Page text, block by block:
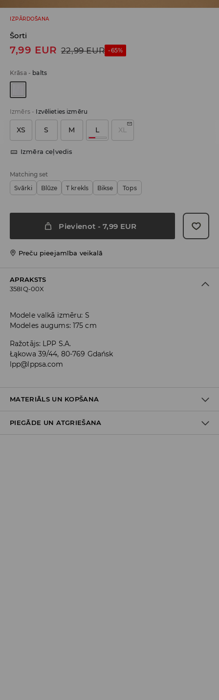
IZPĀRDOŠANA
Šorti
7,99 EUR 22,99 EUR -65%
Krāsa - balts
Izmērs- Izvēlieties izmēru
XS S M L XL
Izmēra ceļvedis
Matching set
Svārki
Blūze T krekls Bikse Tops
Pievienot -7,99 EUR
Preču pieejamība veikalā
APRAKSTS
358IQ-00X
Modele valkā izmēru: S
Modeles augums: 175 cm
Ražotājs: LPP S.A.
Łąkowa 39/44, 80-769 Gdańsk
lpp@lppsa.com
MATERIĀLS UN KOPŠANA
PIEGĀDE UN ATGRIEŠANA